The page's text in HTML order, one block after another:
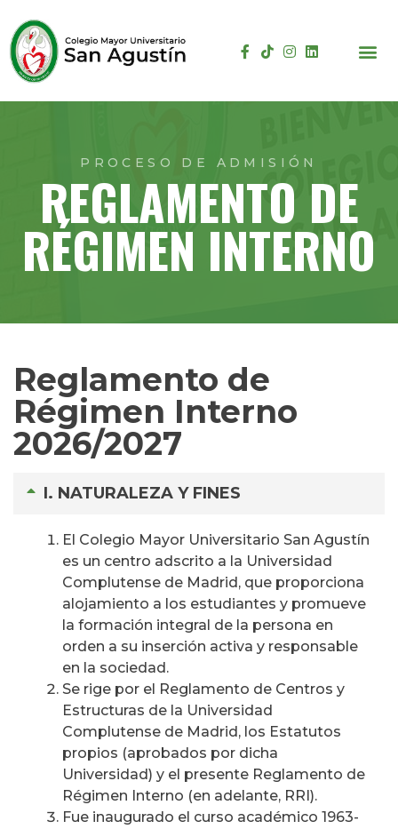
PROCESO DE ADMISIÓN
REGLAMENTO DE
RÉGIMEN INTERNO
Reglamento de
Régimen Interno
2026/2027
I. NATURALEZA Y FINES
El Colegio Mayor Universitario San Agustín
es un centro adscrito a la Universidad
Complutense de Madrid, que proporciona
alojamiento a los estudiantes y promueve
la formación integral de la persona en
orden a su inserción activa y responsable
en la sociedad.
Se rige por el Reglamento de Centros y
Estructuras de la Universidad
Complutense de Madrid, los Estatutos
propios (aprobados por dicha
Universidad) y el presente Reglamento de
Régimen Interno (en adelante, RRI).
Fue inaugurado el curso académico 1963-